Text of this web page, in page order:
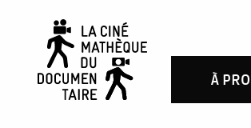
contenu
principal
À